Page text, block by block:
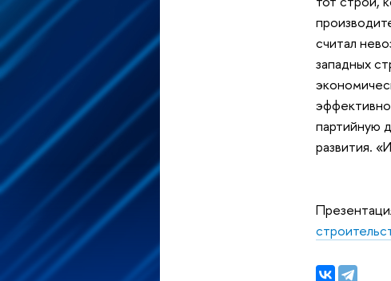
считал
западных
партийную
развития.